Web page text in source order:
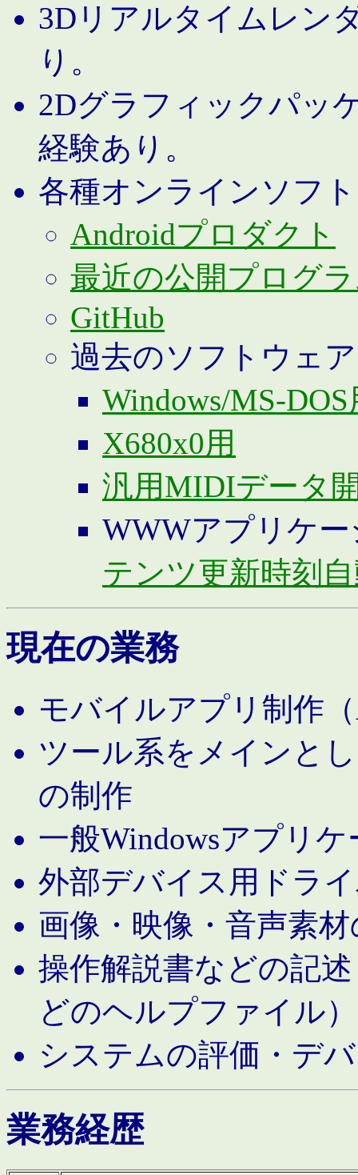
3Dリアルタイムレン
り。
2Dグラフィックパッ
経験あり。
各種オンラインソフ
Androidプロダクト
最近の公開プログ
GitHub
過去のソフトウェア
Windows/MS-DOS
X680x0用
汎用MIDIデータ
WWWアプリケ
テンツ更新時刻
現在の業務
モバイルアプリ制作
ツール系をメインと
の制作
一般Windowsアプリ
外部デバイス用ドラ
画像・映像・音声素
操作解説書などの記
どのヘルプファイル）
システムの評価・デ
業務経歴